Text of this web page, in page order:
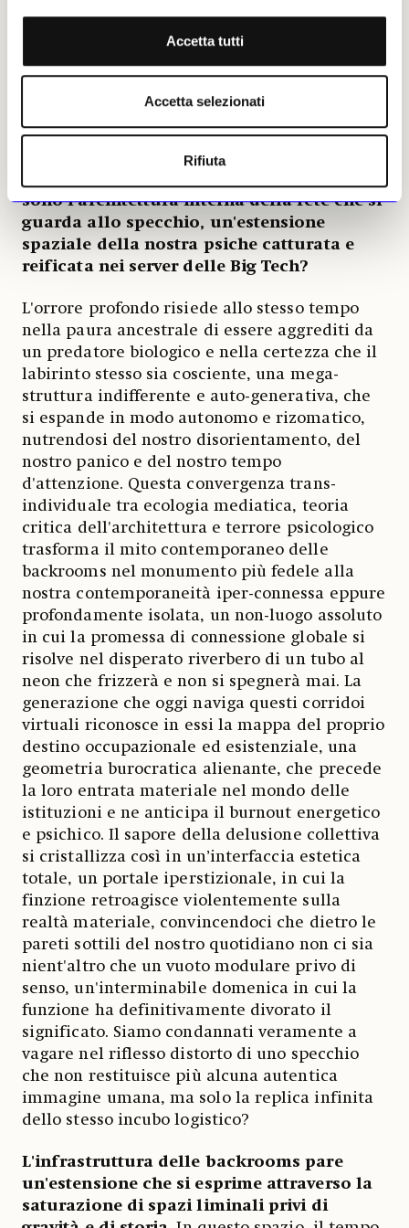
Accetta tutti
Accetta selezionati
Rifiuta
stanze illuminate dai neon e del senso di
vuoto che si riverbera continuamente dentro
linguistici e le intelligenze artificiali
generative riproducono i propri bias e le
sono l'architettura interna della rete che si
guarda allo specchio, un'estensione
spaziale della nostra psiche catturata e
reificata nei server delle Big Tech?
L'orrore profondo risiede allo stesso tempo
nella paura ancestrale di essere aggrediti da
un predatore biologico e nella certezza che il
labirinto stesso sia cosciente, una mega-
struttura indifferente e auto-generativa, che
si espande in modo autonomo e rizomatico,
nutrendosi del nostro disorientamento, del
nostro panico e del nostro tempo
d'attenzione. Questa convergenza trans-
individuale tra ecologia mediatica, teoria
critica dell'architettura e terrore psicologico
trasforma il mito contemporaneo delle
backrooms nel monumento più fedele alla
nostra contemporaneità iper-connessa eppure
profondamente isolata, un non-luogo assoluto
in cui la promessa di connessione globale si
risolve nel disperato riverbero di un tubo al
neon che frizzerà e non si spegnerà mai. La
generazione che oggi naviga questi corridoi
virtuali riconosce in essi la mappa del proprio
destino occupazionale ed esistenziale, una
geometria burocratica alienante, che precede
la loro entrata materiale nel mondo delle
istituzioni e ne anticipa il burnout energetico
e psichico. Il sapore della delusione collettiva
si cristallizza così in un’interfaccia estetica
totale, un portale iperstizionale, in cui la
finzione retroagisce violentemente sulla
realtà materiale, convincendoci che dietro le
pareti sottili del nostro quotidiano non ci sia
nient'altro che un vuoto modulare privo di
senso, un'interminabile domenica in cui la
funzione ha definitivamente divorato il
significato. Siamo condannati veramente a
vagare nel riflesso distorto di uno specchio
che non restituisce più alcuna autentica
immagine umana, ma solo la replica infinita
dello stesso incubo logistico?
L'infrastruttura delle backrooms pare
un'estensione che si esprime attraverso la
saturazione di spazi liminali privi di